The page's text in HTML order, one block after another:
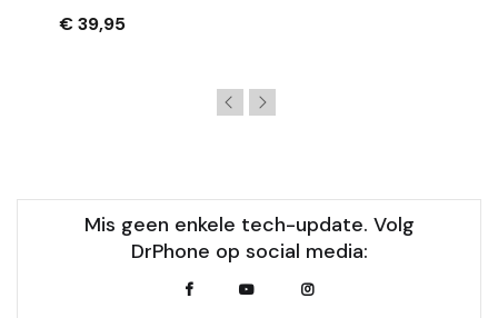
€ 39,95
Mis geen enkele tech-update. Volg
DrPhone op social media: